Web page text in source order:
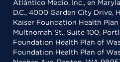
Atlántico Medio, Inc., en
D.C., 4000 Garden City Drive,
Kaiser Foundation Health
Multnomah St., Suite 100,
Foundation Health Plan of
Foundation Health Plan of